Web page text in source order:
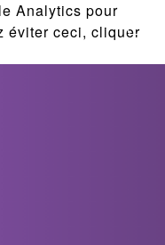
Analytics pour
éviter ceci, cliquer